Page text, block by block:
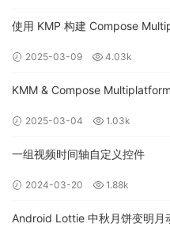
使用 KMP 构建 Compose
2025-03-09 4.03k
KMM & Compose
2025-03-04 1.03k
一组视频时间轴自定义控件
2024-03-20 1.88k
Android Lottie 中秋月饼变明月